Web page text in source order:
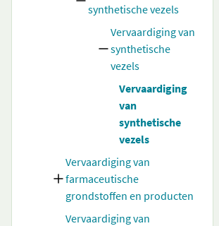
synthetische vezels
Vervaardiging van
synthetische
vezels
Vervaardiging
van
synthetische
vezels
Vervaardiging van
farmaceutische
grondstoffen en producten
Vervaardiging van